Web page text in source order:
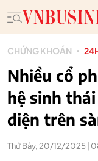
CHỨNG KHOÁN
Nhiều cổ
hệ sinh
diện trên
Thứ Bảy, 20/12/2025 |